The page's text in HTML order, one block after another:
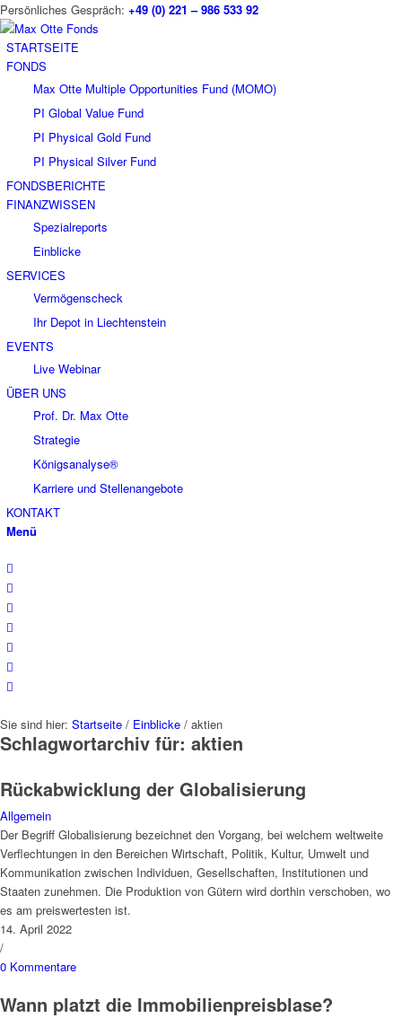
Persönliches Gespräch: +49 (0) 221 – 986 533 92
STARTSEITE
FONDS
Max Otte Multiple Opportunities Fund (MOMO)
PI Global Value Fund
PI Physical Gold Fund
PI Physical Silver Fund
FONDSBERICHTE
FINANZWISSEN
Spezialreports
Einblicke
SERVICES
Vermögenscheck
Ihr Depot in Liechtenstein
EVENTS
Live Webinar
ÜBER UNS
Prof. Dr. Max Otte
Strategie
Königsanalyse®
Karriere und Stellenangebote
KONTAKT
Menü
Sie sind hier: Startseite / Einblicke / aktien
Schlagwortarchiv für: aktien
Rückabwicklung der Globalisierung
Allgemein
Der Begriff Globalisierung bezeichnet den Vorgang, bei welchem weltweite
Verflechtungen in den Bereichen Wirtschaft, Politik, Kultur, Umwelt und
Kommunikation zwischen Individuen, Gesellschaften, Institutionen und
Staaten zunehmen. Die Produktion von Gütern wird dorthin verschoben, wo
es am preiswertesten ist.
14. April 2022
/
0 Kommentare
Wann platzt die Immobilienpreisblase?